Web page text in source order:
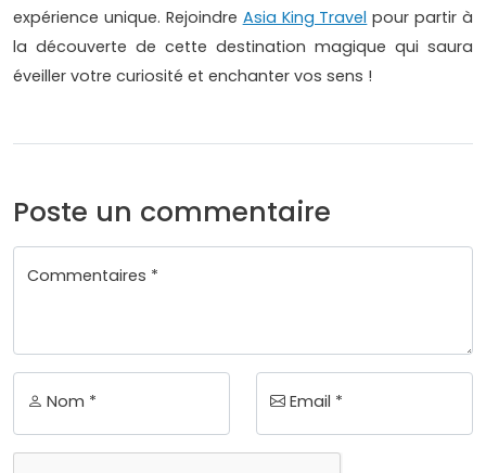
expérience unique. Rejoindre Asia King Travel pour partir à
la découverte de cette destination magique qui saura
éveiller votre curiosité et enchanter vos sens !
Poste un commentaire
Commentaires *
Nom * Email *